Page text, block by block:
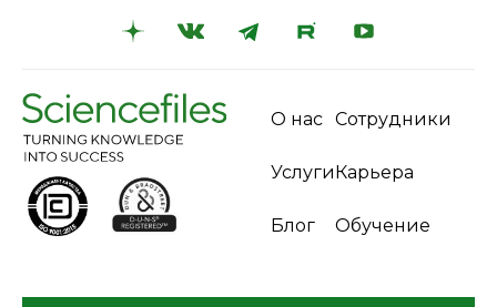
О нас
Услуги
Блог
Сотрудники
Карьера
Обучение